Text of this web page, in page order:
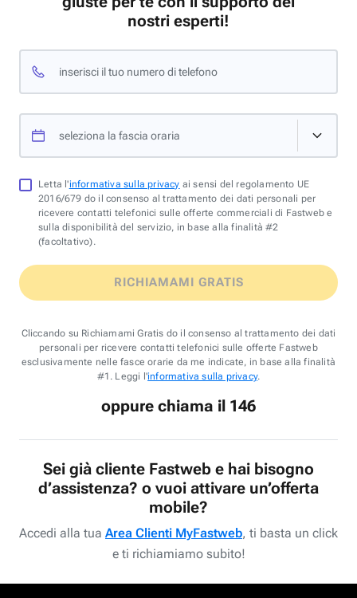
nostri esperti!
inserisci il tuo numero di telefono
seleziona la fascia oraria
Letta l'informativa sulla privacy ai sensi del regolamento UE
2016/679 do il consenso al trattamento dei dati personali per
ricevere contatti telefonici sulle offerte commerciali di Fastweb e
sulla disponibilità del servizio, in base alla finalità #2
(facoltativo).
RICHIAMAMI GRATIS
Cliccando su Richiamami Gratis do il consenso al trattamento dei dati
personali per ricevere contatti telefonici sulle offerte Fastweb
esclusivamente nelle fasce orarie da me indicate, in base alla finalità
#1. Leggi l'informativa sulla privacy.
oppure chiama il 146
Sei già cliente Fastweb e hai bisogno
d’assistenza? o vuoi attivare un’offerta
mobile?
Accedi alla tua Area Clienti MyFastweb, ti basta un click
e ti richiamiamo subito!